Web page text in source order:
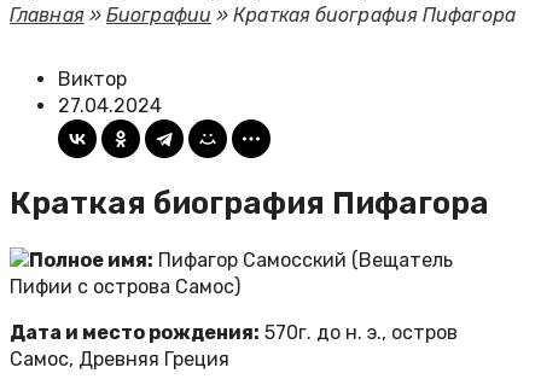
Главная»Биографии »Краткая биография Пифагора
Виктор
27.04.2024
Краткая биография Пифагора
Полное имя: Пифагор Самосский (Вещатель
Пифии с острова Самос)
Дата и место рождения: 570г. до н. э., остров
Самос, Древняя Греция